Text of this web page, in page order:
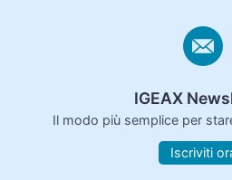
IGEAX
Il modo più semplice per
Iscriviti